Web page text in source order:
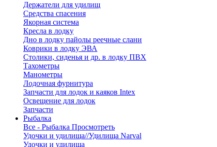
Держатели для удилищ
Средства спасения
Якорная система
Кресла в лодку
Дно в лодку пайолы реечные слани
Коврики в лодку ЭВА
Столики, сиденья и др. в лодку ПВХ
Тахометры
Манометры
Лодочная фурнитура
Запчасти для лодок и каяков Intex
Освещение для лодок
Запчасти
Рыбалка
Все - Рыбалка Просмотреть
Удочки и удилища//Удилища Narval
Удочки и удилища